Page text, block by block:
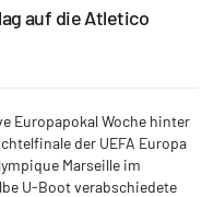
auf die Atletico
Europapokal Woche hinter
der UEFA Europa
Marseille im
U-Boot verabschiedete